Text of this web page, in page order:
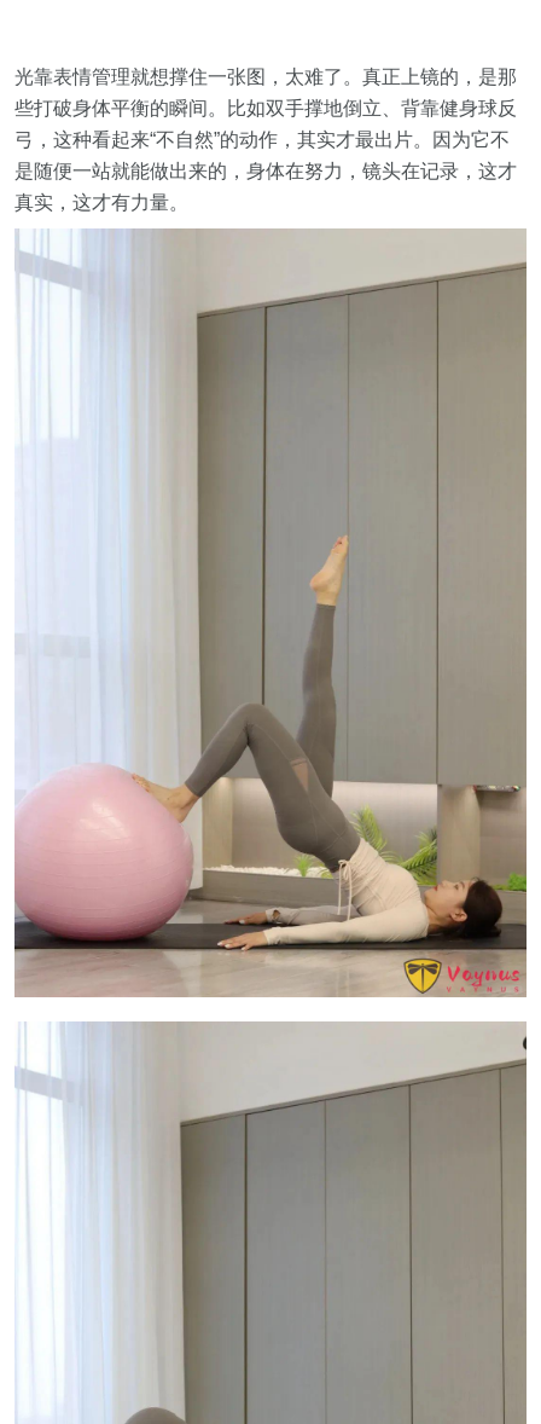
光靠表情管理就想撑住一张图，太难了。真正上镜的，是那
些打破身体平衡的瞬间。比如双手撑地倒立、背靠健身球反
弓，这种看起来“不自然”的动作，其实才最出片。因为它不
是随便一站就能做出来的，身体在努力，镜头在记录，这才
真实，这才有力量。